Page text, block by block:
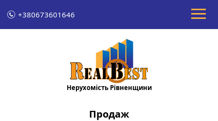
+380673601646
Нерухомість Рівненщини
Продаж